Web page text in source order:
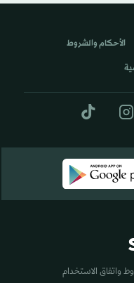
الأحكام والشروط
واتفاق الاستخدام